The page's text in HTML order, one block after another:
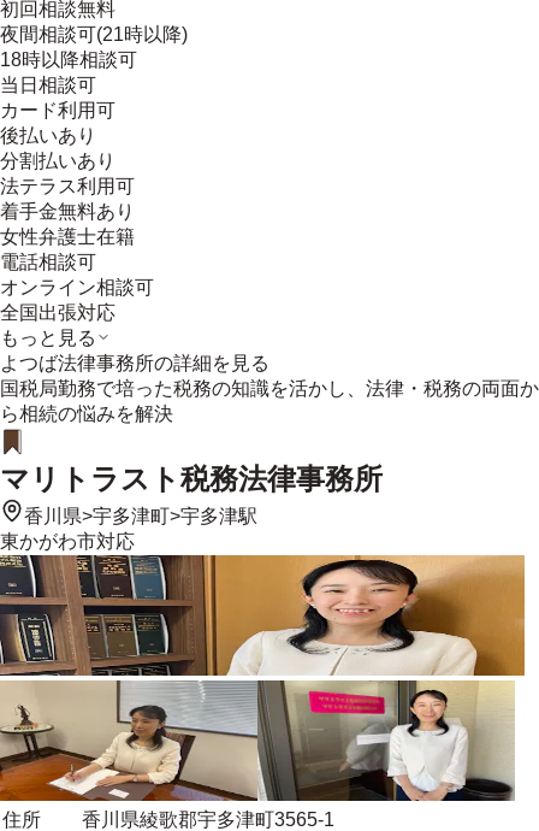
初回相談無料
夜間相談可(21時以降)
18時以降相談可
当日相談可
カード利用可
後払いあり
分割払いあり
法テラス利用可
着手金無料あり
女性弁護士在籍
電話相談可
オンライン相談可
全国出張対応
もっと見る
よつば法律事務所の詳細を見る
国税局勤務で培った税務の知識を活かし、法律・税務の両面か
ら相続の悩みを解決
マリトラスト税務法律事務所
香川県>宇多津町>宇多津駅
東かがわ市対応
住所
香川県綾歌郡宇多津町3565-1